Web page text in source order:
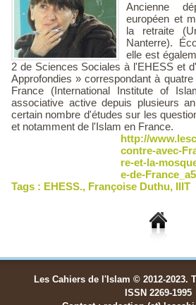
Ancienne
européen et
la retraite
Nanterre).
elle est
2 de Sciences Sociales à l'EHESS et
Approfondies » correspondant à quatre
France (International Institute of
associative active depuis plusieurs
certain nombre d'études sur les
et notamment de l'Islam en France.
http://
contre-avec-
re-et-la-
e-de-
Tags : EHESS., Françoise Duthu, IIIT
Les Cahiers de l'Islam © 2012-2023.
ISSN 2269-1995